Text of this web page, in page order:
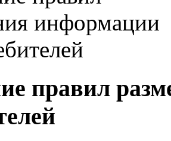
правил